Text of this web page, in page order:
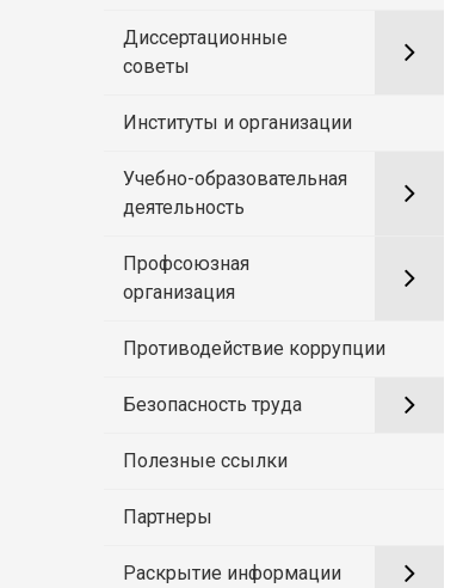
Диссертационные
советы
Институты и организации
Учебно-образовательная
деятельность
Профсоюзная
организация
Противодействие коррупции
Безопасность труда
Полезные ссылки
Партнеры
Раскрытие информации